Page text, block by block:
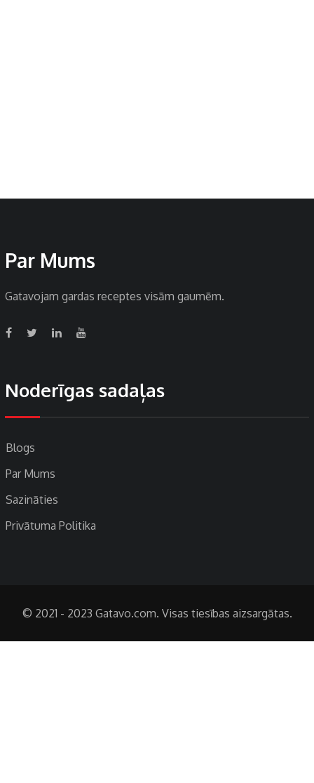
Par Mums
Gatavojam gardas receptes visām gaumēm.
Noderīgas sadaļas
Blogs
Par Mums
Sazināties
Privātuma Politika
© 2021 - 2023 Gatavo.com. Visas tiesības aizsargātas.